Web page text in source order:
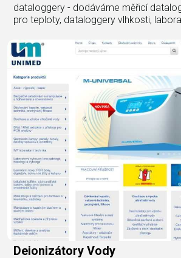
dataloggery - dodáváme měřicí
pro teploty, dataloggery vlhkosti,
Deionizátory Vody